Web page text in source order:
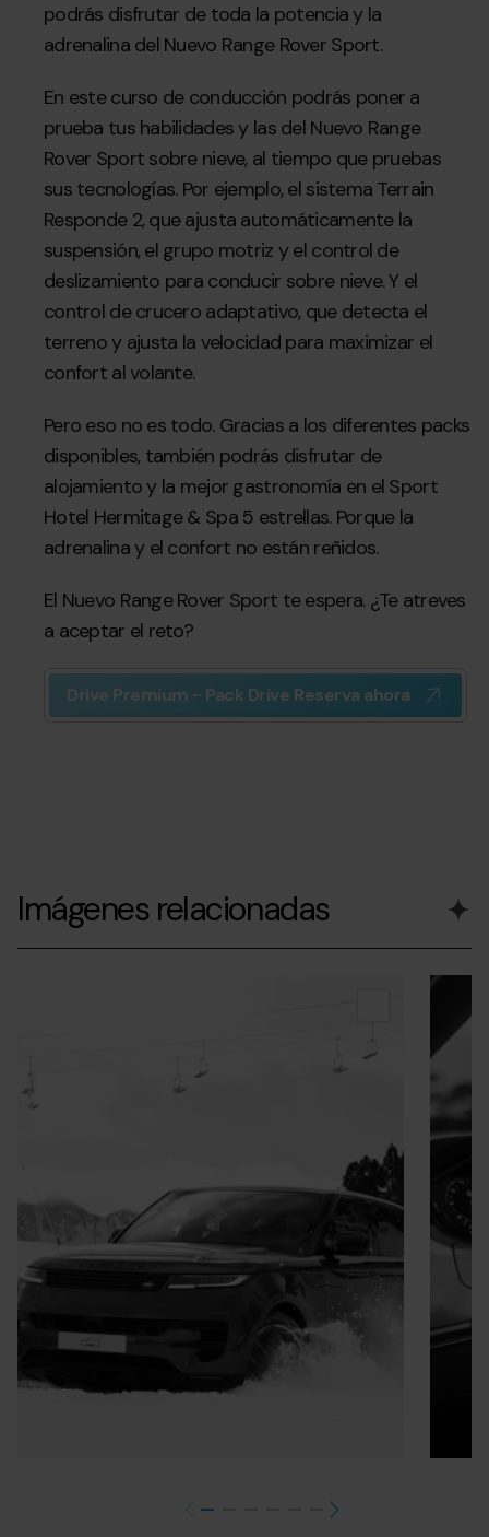
podrás disfrutar de toda la potencia y la
adrenalina del Nuevo Range Rover Sport.
En este curso de conducción podrás poner a
prueba tus habilidades y las del Nuevo Range
Rover Sport sobre nieve, al tiempo que pruebas
sus tecnologías. Por ejemplo, el sistema Terrain
Responde 2, que ajusta automáticamente la
suspensión, el grupo motriz y el control de
deslizamiento para conducir sobre nieve. Y el
control de crucero adaptativo, que detecta el
terreno y ajusta la velocidad para maximizar el
confort al volante.
Pero eso no es todo. Gracias a los diferentes packs
disponibles, también podrás disfrutar de
alojamiento y la mejor gastronomía en el Sport
Hotel Hermitage & Spa 5 estrellas. Porque la
adrenalina y el confort no están reñidos.
El Nuevo Range Rover Sport te espera. ¿Te atreves
a aceptar el reto?
Drive Premium - Pack Drive Reserva ahora
Imágenes relacionadas